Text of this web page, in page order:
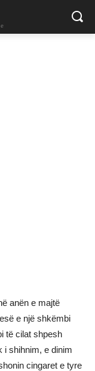
anën e majtë
e një shkëmbi
të cilat shpesh
i shihnim, e dinim
cingaret e tyre